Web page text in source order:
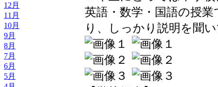
12月
11月
10月
9月
8月
7月
6月
5月
英語・数学・国語の授
り、しっかり説明を聞